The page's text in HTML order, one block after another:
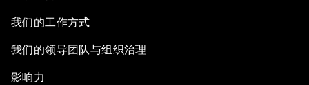
我们的工作方式
我们的领导团队与组织治理
影响力